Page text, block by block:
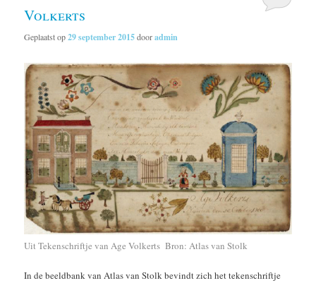
Volkerts
Geplaatst op29 september 2015dooradmin
Uit Tekenschriftje van Age Volkerts Bron: Atlas van Stolk
In de beeldbank van Atlas van Stolk bevindt zich het tekenschriftje